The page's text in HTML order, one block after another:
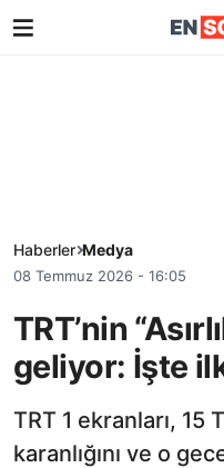
Haberler Medya
08 Temmuz 2026 - 16:05
TRT’nin
geliyor: İşte
TRT 1 ekranları, 15
karanlığını ve o